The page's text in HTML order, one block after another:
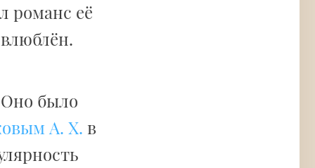
романс её
было
А. Х. в